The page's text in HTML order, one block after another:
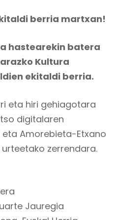
berria martxan!
hastearekin batera
Kultura
ekitaldi berria.
eta hiri gehiagotara
digitalaren
eta Amorebieta-Etxano
zerrendara.
Jauregia